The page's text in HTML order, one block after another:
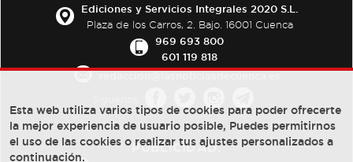
Ediciones y Servicios Integrales 2020 S.L.
Plaza de los Carros, 2. Bajo. 16001 Cuenca
969 693 800
601 119 818
PUBLICIDAD:
Esta web utiliza varios tipos de cookies para poder ofrecerte
la mejor experiencia de usuario posible, Puedes permitirnos
el uso de las cookies o realizar tus ajustes personalizados a
continuación.